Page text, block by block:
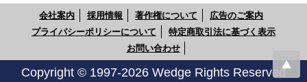
会社案内 採用情報 著作権について
広告のご案内
プライバシーポリシーについて
特定商取引法に基づく表示
お問い合わせ
Copyright © 1997-2026 Wedge Rights Reserved